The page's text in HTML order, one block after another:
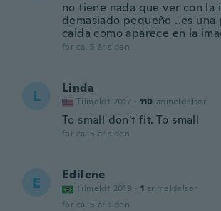
no tiene nada que ver con la
demasiado pequeño ..es una
caida como aparece en la
for ca. 5 år siden
L Linda
Tilmeldt 2017 · 110 anmeldelser
To small don't fit. To small
for ca. 5 år siden
E Edilene
Tilmeldt 2019 · 1 anmeldelser
for ca. 5 år siden